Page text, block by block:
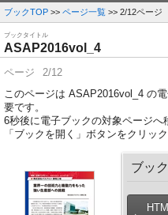
ブックTOP >> ページ一覧 >> 2/12ページ
ブックタイトル
ASAP2016vol_4
ページ
2/12
このページは ASAP2016vol_4 の
要です。
6秒後に電子ブックの対象ページへ
「ブックを開く」ボタンをクリッ
ブッ